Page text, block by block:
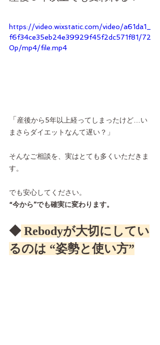
https://video.wixstatic.com/video/a61da1_
f6f34ce35eb24e39929f45f2dc571f81/72
0p/mp4/file.mp4
「産後から5年以上経ってしまったけど…い
まさらダイエットなんて遅い？」
そんなご相談を、実はとても多くいただきま
す。
でも安心してください。
“今から”でも確実に変わります。
◆ Rebodyが大切にしてい
るのは “姿勢と使い方”